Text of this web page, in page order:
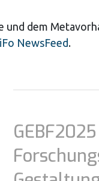
dem
NewsFeed.